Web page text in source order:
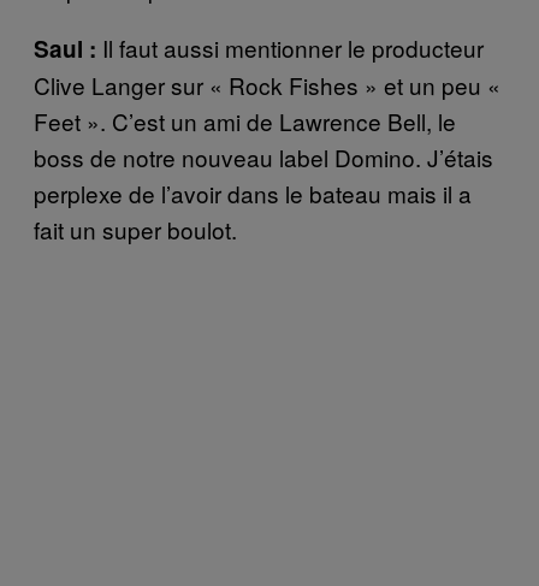
Saul : Il faut aussi mentionner le producteur
Clive Langer sur « Rock Fishes » et un peu «
Feet ». C’est un ami de Lawrence Bell, le
boss de notre nouveau label Domino. J’étais
perplexe de l’avoir dans le bateau mais il a
fait un super boulot.